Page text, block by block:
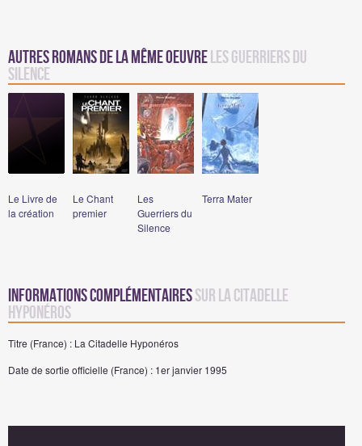
Autres romans de la même oeuvreLes Guerriers du
Silence
Le Livre de
la création
Le Chant
premier
Les
Guerriers du
Silence
Terra Mater
Informations complémentairessur La Citadelle
Hyponéros
Titre (France) : La Citadelle Hyponéros
Date de sortie officielle (France) : 1er janvier 1995